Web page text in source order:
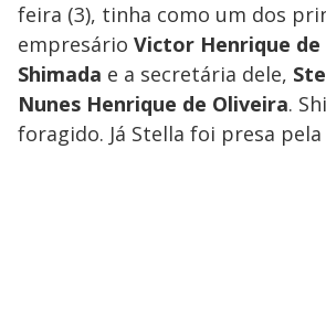
feira (3), tinha como um dos
empresário Victor Henrique de
Shimada e a secretária dele,
Nunes Henrique de Oliveira.
foragido. Já Stella foi presa